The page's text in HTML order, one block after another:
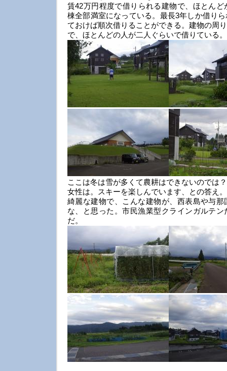
賃42万円程度で借りられる建物で、ほとん
棟全部満室になっている。最長3年しか借り
ておけば順次借りることができる。建物の周
で、ほとんどの人が二人ぐらいで借りている。
ここは冬は雪が多くて農耕はできないのでは
女性は。スキーを楽しんでいます、との答え。
綺麗な建物で、こんな建物が、西表島や与
な、と思った。市民漁業型クラインガルテ
だ。